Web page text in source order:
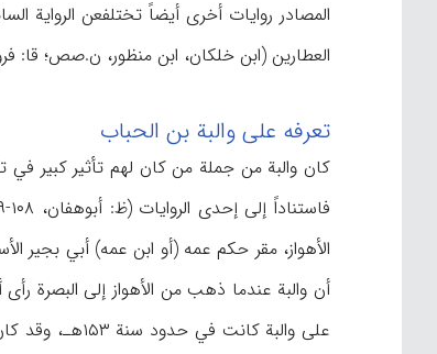
المصادر روایات أخری أیضاً تختلفعن الروایة
العطارین (ابن خلکان، ابن منظور، ن.صص؛ قا: فروخ، ۲/۱۵۸؛
تعرفه علی والبة بن الحباب
الأهواز، مقر حکم عمه (أو ابن عمه) أبي بجیر الأسدي